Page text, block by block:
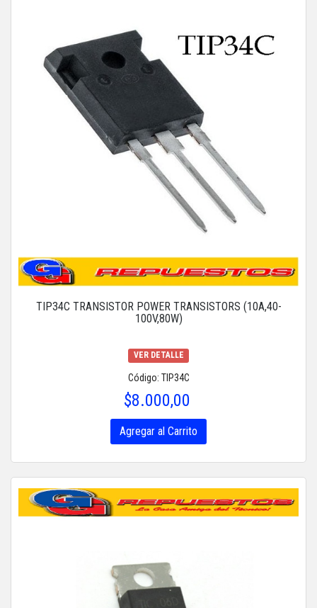
TIP34C TRANSISTOR POWER TRANSISTORS (10A,40-
100V,80W)
VER DETALLE
Código: TIP34C
$8.000,00
Agregar al Carrito